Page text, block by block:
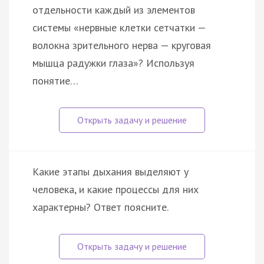
отдельности каждый из элементов
системы «нервные клетки сетчатки —
волокна зрительного нерва — круговая
мышца радужки глаза»? Используя
понятие…
Какие этапы дыхания выделяют у
человека, и какие процессы для них
характерны? Ответ поясните.